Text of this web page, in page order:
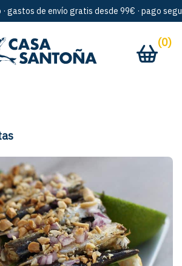
gastos de envío gratis desde 99€ · pago
(0)